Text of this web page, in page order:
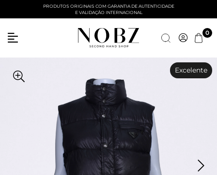
Entre com email ou cpf/cnpj
PRODUTOS ORIGINAIS COM GARANTIA DE AUTENTICIDADE
E VALIDAÇÃO INTERNACIONAL
0
Excelente